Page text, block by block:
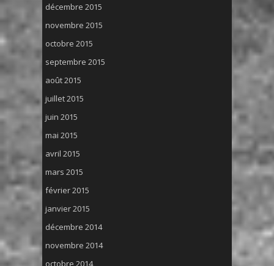
décembre 2015
novembre 2015
octobre 2015
septembre 2015
août 2015
juillet 2015
juin 2015
mai 2015
avril 2015
mars 2015
février 2015
janvier 2015
décembre 2014
novembre 2014
octobre 2014